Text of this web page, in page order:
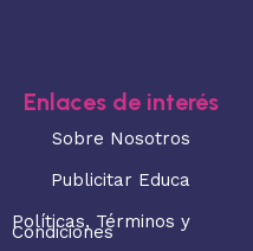
Enlaces de interés
Sobre Nosotros
Publicitar Educa
Políticas, Términos y
Condiciones